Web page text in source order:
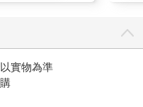
實物為準